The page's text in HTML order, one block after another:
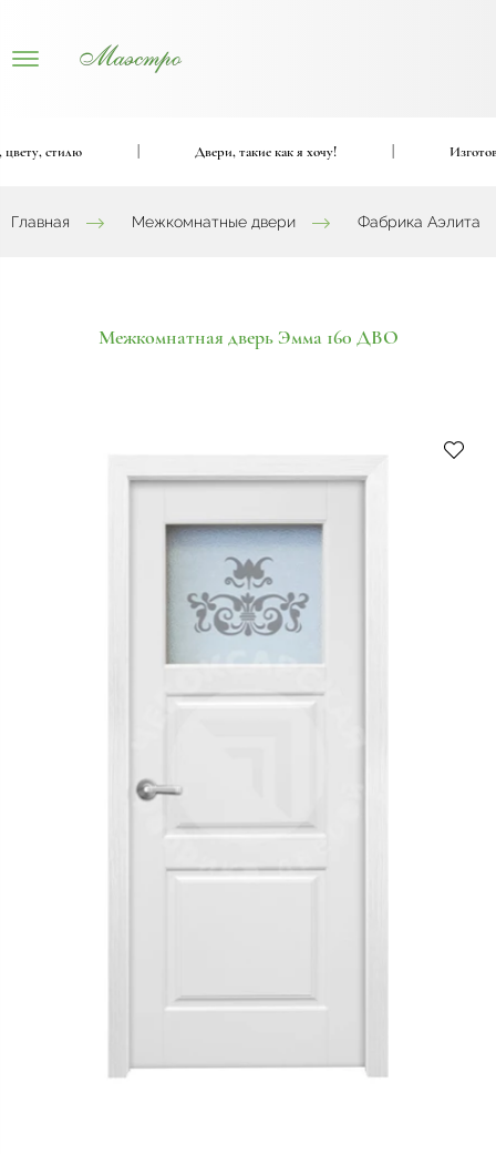
стилю Двери, такие как я хочу!
Главная Межкомнатные двери Фабрика Аэлита
Межкомнатная дверь Эмма 160 ДВО